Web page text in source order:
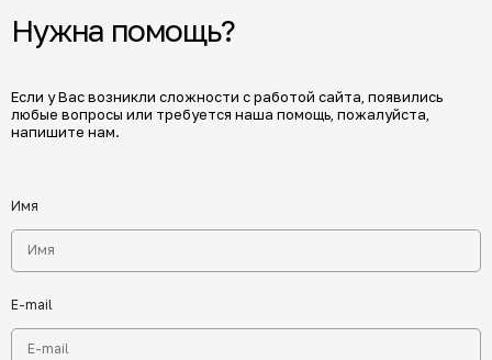
Нужна помощь?
Если у Вас возникли сложности с работой сайта, появились
любые вопросы или требуется наша помощь, пожалуйста,
напишите нам.
Имя
E-mail